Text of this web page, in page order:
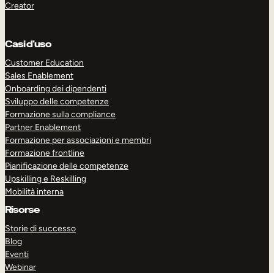
Creator
Casi d’uso
Customer Education
Sales Enablement
Onboarding dei dipendenti
Sviluppo delle competenze
Formazione sulla compliance
Partner Enablement
Formazione per associazioni e membri
Formazione frontline
Pianificazione delle competenze
Upskilling e Reskilling
Mobilità interna
Risorse
Storie di successo
Blog
Eventi
Webinar